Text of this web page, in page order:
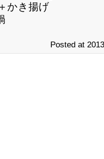
かき揚げ
Posted at